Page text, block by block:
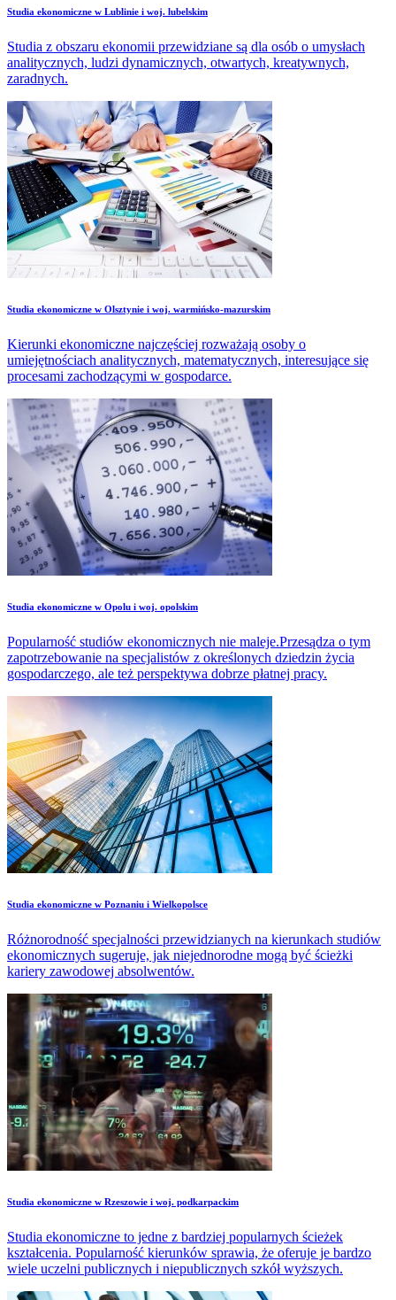
Studia ekonomiczne w Lublinie i woj. lubelskim
Studia z obszaru ekonomii przewidziane są dla osób o umysłach
analitycznych, ludzi dynamicznych, otwartych, kreatywnych,
zaradnych.
Studia ekonomiczne w Olsztynie i woj. warmińsko-mazurskim
Kierunki ekonomiczne najczęściej rozważają osoby o
umiejętnościach analitycznych, matematycznych, interesujące się
procesami zachodzącymi w gospodarce.
Studia ekonomiczne w Opolu i woj. opolskim
Popularność studiów ekonomicznych nie maleje.Przesądza o tym
zapotrzebowanie na specjalistów z określonych dziedzin życia
gospodarczego, ale też perspektywa dobrze płatnej pracy.
Studia ekonomiczne w Poznaniu i Wielkopolsce
Różnorodność specjalności przewidzianych na kierunkach studiów
ekonomicznych sugeruje, jak niejednorodne mogą być ścieżki
kariery zawodowej absolwentów.
Studia ekonomiczne w Rzeszowie i woj. podkarpackim
Studia ekonomiczne to jedne z bardziej popularnych ścieżek
kształcenia. Popularność kierunków sprawia, że oferuje je bardzo
wiele uczelni publicznych i niepublicznych szkół wyższych.